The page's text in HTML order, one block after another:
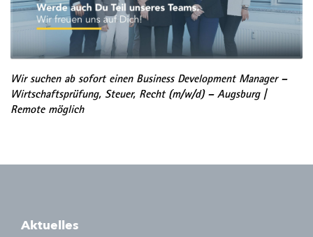
Wir suchen ab sofort einen Business Development Manager –
Wirtschaftsprüfung, Steuer, Recht (m/w/d) – Augsburg |
Remote möglich
Aktuelles